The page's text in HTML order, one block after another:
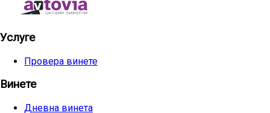
Услуге
Провера винете
Винете
Дневна винета